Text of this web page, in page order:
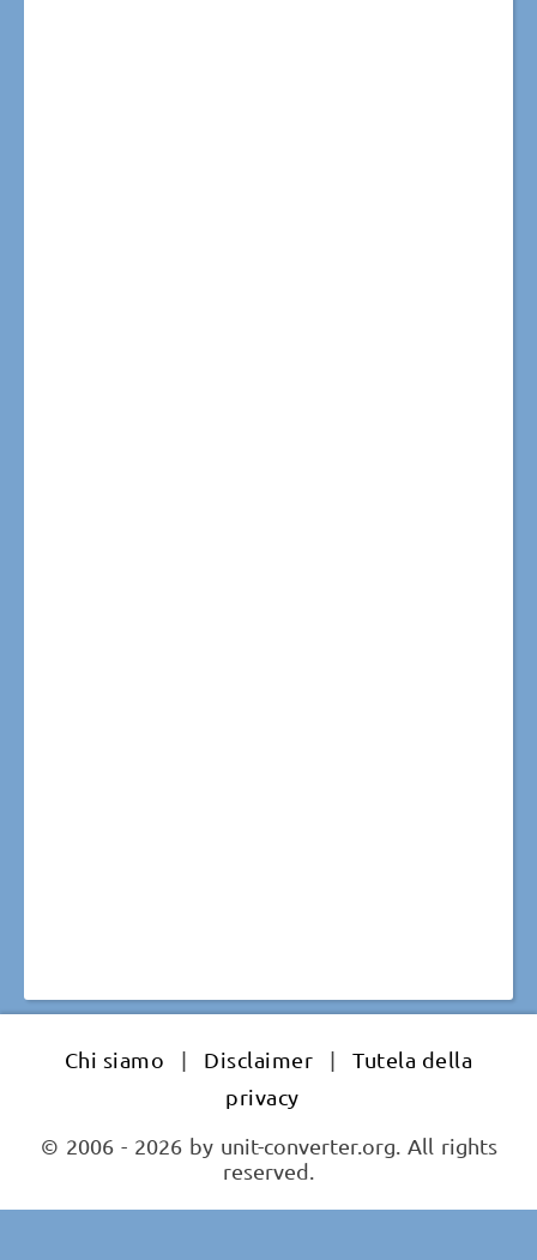
Chi siamo | Disclaimer |
Tutela della
privacy
© 2006 - 2026 by unit-converter.org. All rights
reserved.